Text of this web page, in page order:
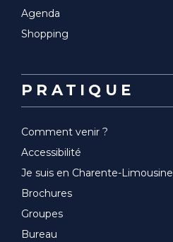
Agenda
Shopping
PRATIQUE
Comment venir ?
Accessibilité
Je suis en Charente-Limousine
Brochures
Groupes
Bureau